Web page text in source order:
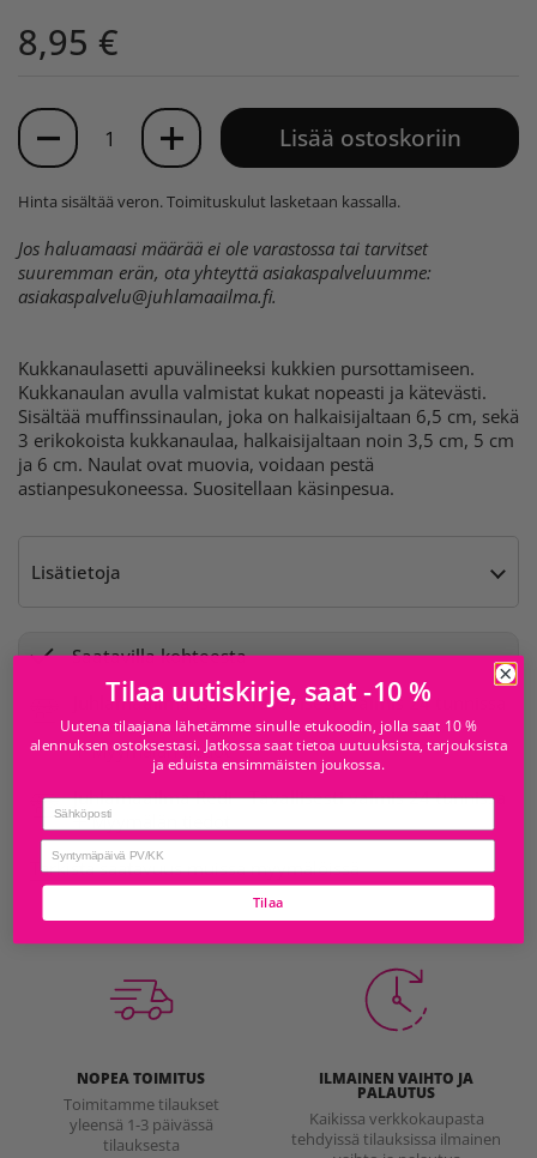
8,95 €
Määrä
Lisää ostoskoriin
Hinta sisältää veron.Toimituskulut lasketaan kassalla.
Jos haluamaasi määrää ei ole varastossa tai tarvitset
suuremman erän, ota yhteyttä asiakaspalveluumme:
asiakaspalvelu@juhlamaailma.fi.
Kukkanaulasetti apuvälineeksi kukkien pursottamiseen.
Kukkanaulan avulla valmistat kukat nopeasti ja kätevästi.
Sisältää muffinssinaulan, joka on halkaisijaltaan 6,5 cm, sekä
3 erikokoista kukkanaulaa, halkaisijaltaan noin 3,5 cm, 5 cm
ja 6 cm. Naulat ovat muovia, voidaan pestä
astianpesukoneessa. Suositellaan käsinpesua.
Lisätietoja
Saatavilla kohteesta
Juhlamaailma Iso
Omena
Myymälän tiedot
Tavallisesti valmis 24 tunnissa
Juhlamaailma Redi
Myymälän tiedot
Tavallisesti valmis 24 tunnissa
Tarkista saatavuus muissa myymälöissä
NOPEA TOIMITUS
Toimitamme tilaukset
yleensä 1-3 päivässä
tilauksesta
ILMAINEN VAIHTO JA
PALAUTUS
Kaikissa verkkokaupasta
tehdyissä tilauksissa ilmainen
Tilaa uutiskirje, saat -10 %
Uutena tilaajana lähetämme sinulle etukoodin, jolla saat 10 %
alennuksen ostoksestasi. Jatkossa saat tietoa uutuuksista, tarjouksista
ja eduista ensimmäisten joukossa.
Email
birthday
Tilaa